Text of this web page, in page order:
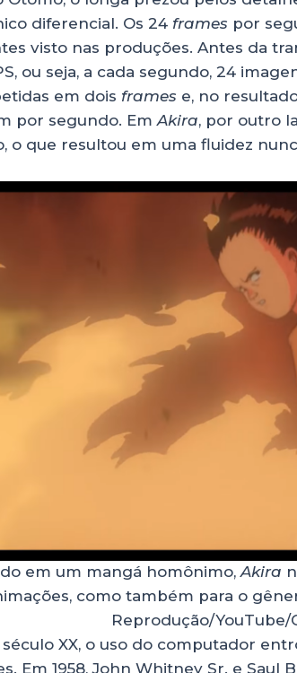
diferencial. Os 24 frames por
visto nas produções. Antes da
ou seja, a cada segundo, 24
em dois frames e, no
por segundo. Em Akira, por outro
o que resultou em uma fluidez
em um mangá homônimo,Akira
como também para o
Reprodução/YouTube/
XX, o uso do computador
Em 1958, John Whitney Sr. e Saul